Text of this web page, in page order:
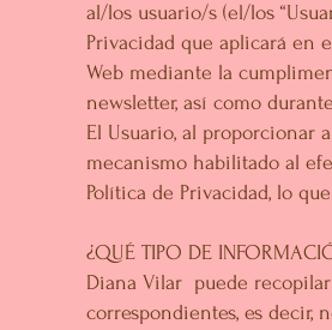
al/los usuario/s (el/los
Privacidad que aplicará en
Web mediante la
newsletter, así como
El Usuario, al proporcionar
mecanismo habilitado al
Política de Privacidad, lo
¿QUÉ TIPO DE
Diana Vilar puede
correspondientes, es